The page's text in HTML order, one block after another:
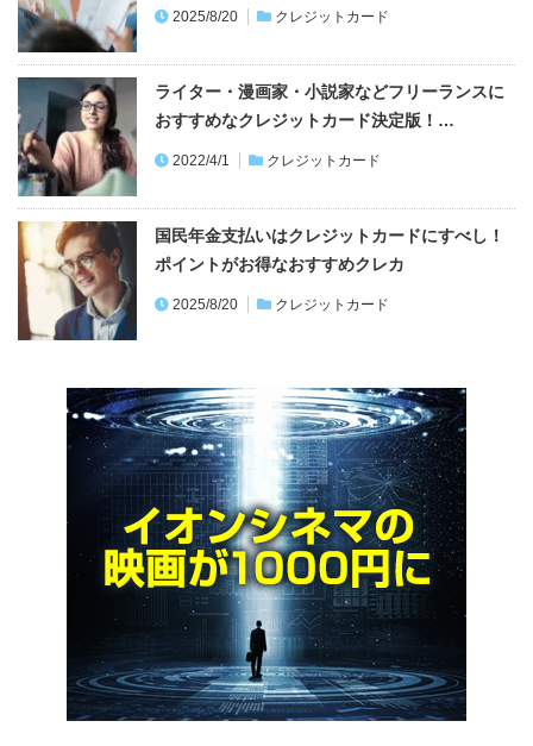
2025/8/20 クレジットカード
ライター・漫画家・小説家などフリーランスに
おすすめなクレジットカード決定版！…
2022/4/1 クレジットカード
国民年金支払いはクレジットカードにすべし！
ポイントがお得なおすすめクレカ
2025/8/20 クレジットカード